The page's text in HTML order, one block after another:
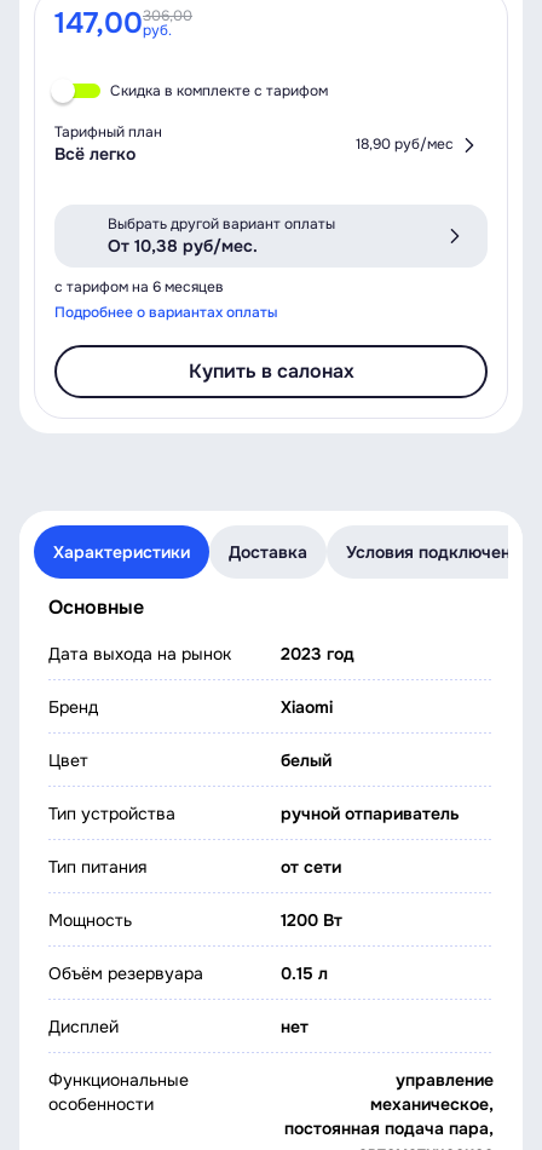
147,00306,00
руб.
Скидка в комплекте с тарифом
Тарифный план
Всё легко 18,90 руб/мес
Выбрать другой вариант оплаты
От 10,38 руб/мес.
с тарифом на 6 месяцев
Подробнее о вариантах оплаты
Купить в салонах
Характеристики Доставка Условия подключения
Основные
Дата выхода на рынок 2023 год
Бренд Xiaomi
Цвет белый
Тип устройства ручной отпариватель
Тип питания от сети
Мощность 1200 Вт
Объём резервуара 0.15 л
Дисплей нет
Функциональные
особенности
управление
механическое,
постоянная подача пара,